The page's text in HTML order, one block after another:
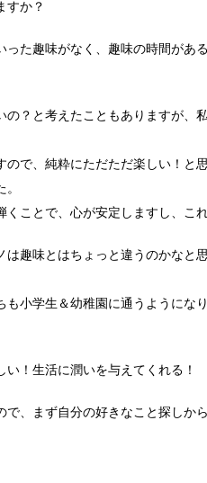
すか？
った趣味がなく、趣味の時間があ
の？と考えたこともありますが、
ので、純粋にただただ楽しい！と
くことで、心が安定しますし、こ
は趣味とはちょっと違うのかなと
も小学生＆幼稚園に通うように
！生活に潤いを与えてくれる！
で、まず自分の好きなこと探しか